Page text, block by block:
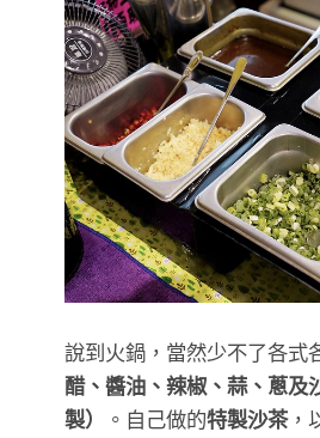
說到火鍋，當然少不了各式
醋、醬油、辣椒、蒜、蔥及
製）
。自己做的特製沙茶，